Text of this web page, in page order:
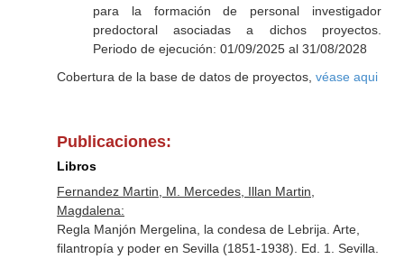
para la formación de personal investigador
predoctoral asociadas a dichos proyectos.
Periodo de ejecución: 01/09/2025 al 31/08/2028
Cobertura de la base de datos de proyectos, véase aqui
Publicaciones:
Libros
Fernandez Martin, M. Mercedes, Illan Martin,
Magdalena:
Regla Manjón Mergelina, la condesa de Lebrija. Arte,
filantropía y poder en Sevilla (1851-1938). Ed. 1. Sevilla.